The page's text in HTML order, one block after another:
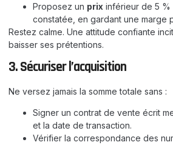
Proposez un prix inférieur de 5 %
constatée, en gardant une marge
Restez calme. Une attitude confiante
baisser ses prétentions.
3. Sécuriser l’acquisition
Ne versez jamais la somme totale sans :
Signer un contrat de vente écrit
et la date de transaction.
Vérifier la correspondance des